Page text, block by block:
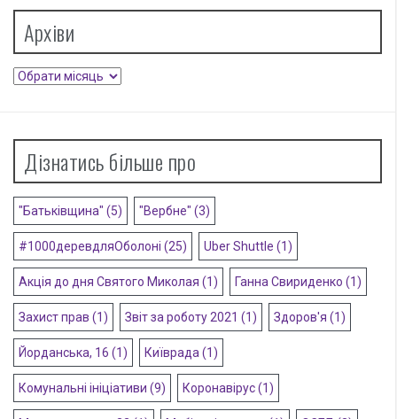
Архіви
Архіви
Дізнатись більше про
"Батьківщина" (5) "Вербне" (3)
#1000деревдляОболоні (25) Uber Shuttle (1)
Акція до дня Святого Миколая (1) Ганна Свириденко (1)
Захист прав (1) Звіт за роботу 2021 (1) Здоров'я (1)
Йорданська, 16 (1) Київрада (1)
Комунальні ініціативи (9) Коронавірус(1)